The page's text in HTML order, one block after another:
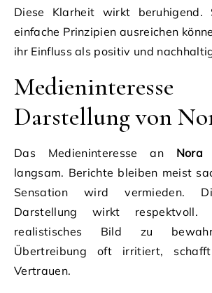
Diese Klarheit wirkt beruhigend.
einfache Prinzipien ausreichen
ihr Einfluss als positiv und
Darstellung von
Das Medieninteresse an Nora
langsam. Berichte bleiben meist
Sensation wird vermieden.
Darstellung wirkt
realistisches Bild zu
Übertreibung oft irritiert, schafft
Vertrauen.